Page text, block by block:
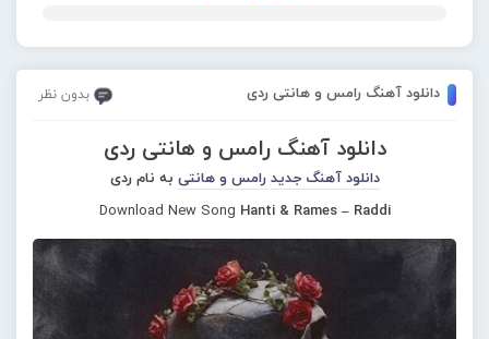
دانلود آهنگ رامس و هانتی ردی بدون نظر
دانلود آهنگ رامس و هانتی ردی
دانلود آهنگ جدید رامس و هانتی به نام ردی
Download New Song Hanti & Rames – Raddi